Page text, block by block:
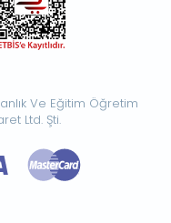
Ve Eğitim Öğretim
Ltd. Şti.